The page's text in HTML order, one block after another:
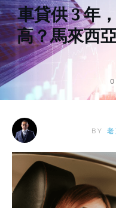
車貸供 3 年
高？馬來西
0
BY 老